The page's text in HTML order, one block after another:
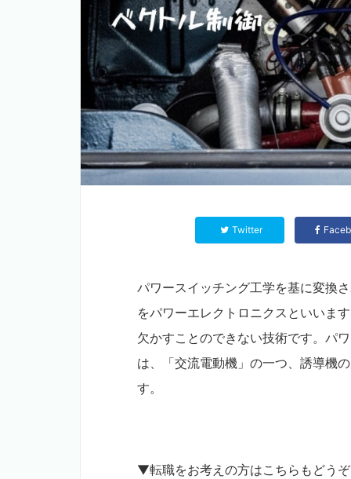
Twitter
パワースイッチング工学を基に変換
をパワーエレクトロニクスといいま
欠かすことのできない技術です。パ
は、「交流電動機」の一つ、誘導機
す。
▼転職をお考えの方はこちらもどうぞ